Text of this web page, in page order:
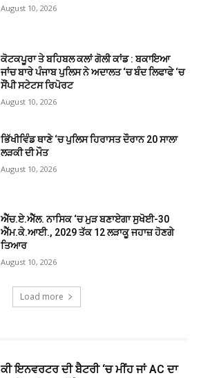
August 10, 2026
ਕੋਟਕਪੂਰਾ ਤੇ ਬਹਿਬਲ ਕਲਾਂ ਗੋਲੀ ਕਾਂਡ : ਬਕਾਇਆ
ਜਾਂਚ ਬਾਰੇ ਪੰਜਾਬ ਪੁਲਿਸ ਨੇ ਅਦਾਲਤ ‘ਚ ਬੰਦ ਲਿਫਾਫੇ ‘ਚ
ਸੌਂਪੀ ਸਟੇਟਸ ਰਿਪੋਰਟ
August 10, 2026
ਭਿੱਖੀਵਿੰਡ ਥਾਣੇ ‘ਚ ਪੁਲਿਸ ਹਿਰਾਸਤ ਦੌਰਾਨ 20 ਸਾਲਾ
ਲੜਕੀ ਦੀ ਮੌਤ
August 10, 2026
ਐੱਚ.ਏ.ਐੱਲ. ਨਾਸਿਕ ‘ਚ ਮੁੜ ਬਣਾਏਗਾ ਸੁਖੋਈ-30
ਐੱਮ.ਕੇ.ਆਈ., 2029 ਤੱਕ 12 ਲੜਾਕੂ ਜਹਾਜ਼ ਹੋਣਗੇ
ਤਿਆਰ
August 10, 2026
Load more
ਕੀ ਇਨਵਰਟਰ ਦੀ ਬੈਟਰੀ ‘ਚ ਮੀਂਹ ਜਾਂ AC ਦਾ